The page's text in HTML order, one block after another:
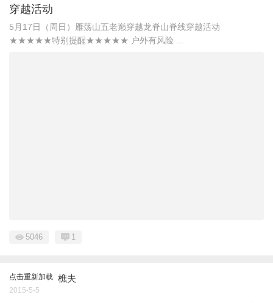
穿越活动
5月17日（周日）雁荡山五老巅穿越龙脊山脊线穿越活动
★★★★★特别提醒★★★★★ 户外有风险 ...
5046 1
点击重新加载 樵夫
2015-5-5